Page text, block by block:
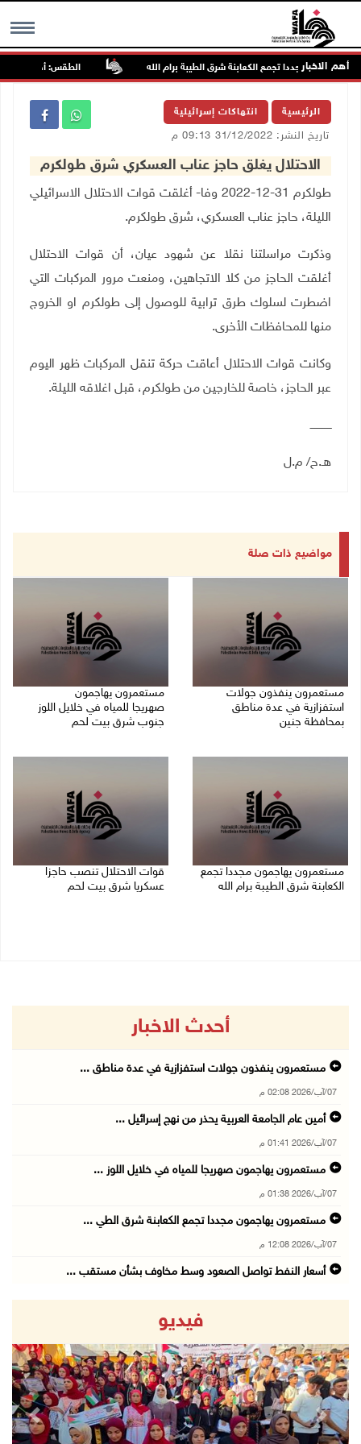
MENU أهم الاخبارمجددا تجمع الكعابنة شرق الطيبة برام الله الطقس: أجواء صافية
الرئيسية انتهاكات إسرائيلية
تاريخ النشر: 31/12/2022 09:13 م
الاحتلال يغلق حاجز عناب العسكري شرق طولكرم
طولكرم 31-12-2022 وفا- أغلقت قوات الاحتلال الاسرائيلي
الليلة، حاجز عناب العسكري، شرق طولكرم.
وذكرت مراسلتنا نقلا عن شهود عيان، أن قوات الاحتلال
أغلقت الحاجز من كلا الاتجاهين، ومنعت مرور المركبات التي
اضطرت لسلوك طرق ترابية للوصول إلى طولكرم او الخروج
منها للمحافظات الأخرى.
وكانت قوات الاحتلال أعاقت حركة تنقل المركبات ظهر اليوم
عبر الحاجز، خاصة للخارجين من طولكرم، قبل اغلاقه الليلة.
ـــــــــــــ
هـ.ح/ م.ل
مواضيع ذات صلة
مستعمرون ينفذون جولات
استفزازية في عدة مناطق
بمحافظة جنين
مستعمرون يهاجمون
صهريجا للمياه في خلايل اللوز
جنوب شرق بيت لحم
مستعمرون يهاجمون مجددا تجمع
الكعابنة شرق الطيبة برام الله
قوات الاحتلال تنصب حاجزا
عسكريا شرق بيت لحم
أحدث الاخبار
مستعمرون ينفذون جولات استفزازية في عدة مناطق ...
07/آب/2026 02:08 م
أمين عام الجامعة العربية يحذر من نهج إسرائيل ...
07/آب/2026 01:41 م
مستعمرون يهاجمون صهريجا للمياه في خلايل اللوز ...
07/آب/2026 01:38 م
مستعمرون يهاجمون مجددا تجمع الكعابنة شرق الطي ...
07/آب/2026 12:08 م
أسعار النفط تواصل الصعود وسط مخاوف بشأن مستقب ...
الذهب يتجه لأفضل أداء أسبوعي منذ كانون الثاني
07/آب/2026 10:12 ص
قوات الاحتلال تنصب حاجزا عسكريا شرق بيت لحم
07/آب/2026 09:06 ص
مستعمرون بحماية قوات الاحتلال يقتحمون برك سلي ...
فيديو
Next